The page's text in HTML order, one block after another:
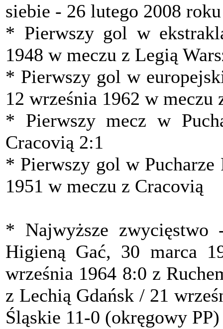
siebie - 26 lutego 2008
* Pierwszy gol w
1948 w meczu z Legią
* Pierwszy gol w
12 września 1962 w meczu
* Pierwszy mecz w
Cracovią 2:1
* Pierwszy gol w
1951 w meczu z Cracovią
* Najwyższe
Higieną Gać, 30 marca
września 1964 8:0 z
z Lechią Gdańsk / 21
Śląskie 11-0 (okręgowy PP)